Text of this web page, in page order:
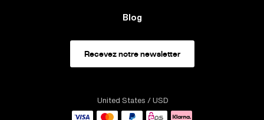
Blog
Recevez notre newsletter
United States / USD